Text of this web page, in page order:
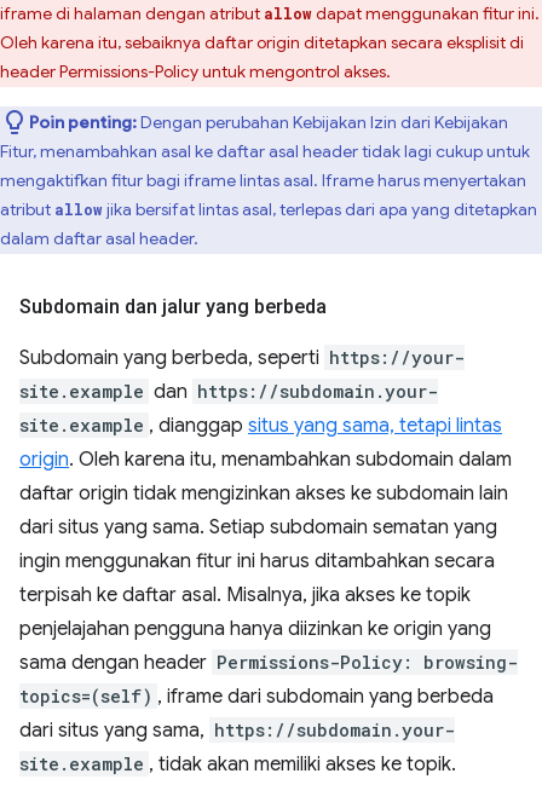
iframe di halaman dengan atribut allowdapat menggunakan fitur ini.
Oleh karena itu, sebaiknya daftar origin ditetapkan secara eksplisit di
header Permissions-Policy untuk mengontrol akses.
Poin penting:Dengan perubahan Kebijakan Izin dari Kebijakan
Fitur, menambahkan asal ke daftar asal header tidak lagi cukup untuk
mengaktifkan fitur bagi iframe lintas asal. Iframe harus menyertakan
atribut allowjika bersifat lintas asal, terlepas dari apa yang ditetapkan
dalam daftar asal header.
Subdomain dan jalur yang berbeda
Subdomain yang berbeda, seperti https://your-
site.example dan https://subdomain.your-
site.example , dianggap situs yang sama, tetapi lintas
origin. Oleh karena itu, menambahkan subdomain dalam
daftar origin tidak mengizinkan akses ke subdomain lain
dari situs yang sama. Setiap subdomain sematan yang
ingin menggunakan fitur ini harus ditambahkan secara
terpisah ke daftar asal. Misalnya, jika akses ke topik
penjelajahan pengguna hanya diizinkan ke origin yang
sama dengan header Permissions-Policy: browsing-
topics=(self) , iframe dari subdomain yang berbeda
dari situs yang sama, https://subdomain.your-
site.example , tidak akan memiliki akses ke topik.